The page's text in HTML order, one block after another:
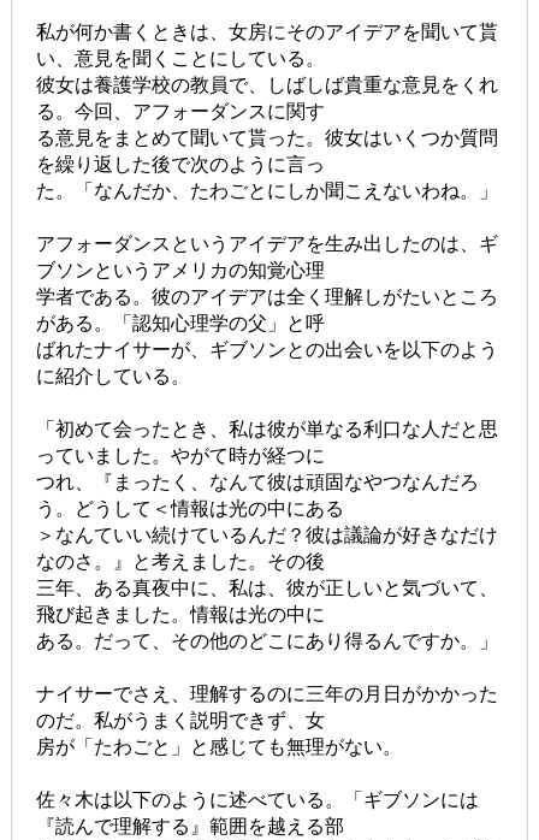
私が何か書くときは、女房にそのアイデアを聞いて貰
い、意見を聞くことにしている。
彼女は養護学校の教員で、しばしば貴重な意見をくれ
る。今回、アフォーダンスに関す
る意見をまとめて聞いて貰った。彼女はいくつか質問
を繰り返した後で次のように言っ
た。「なんだか、たわごとにしか聞こえないわね。」
アフォーダンスというアイデアを生み出したのは、ギ
ブソンというアメリカの知覚心理
学者である。彼のアイデアは全く理解しがたいところ
がある。「認知心理学の父」と呼
ばれたナイサーが、ギブソンとの出会いを以下のよう
に紹介している。
「初めて会ったとき、私は彼が単なる利口な人だと思
っていました。やがて時が経つに
つれ、『まったく、なんて彼は頑固なやつなんだろ
う。どうして＜情報は光の中にある
＞なんていい続けているんだ？彼は議論が好きなだけ
なのさ。』と考えました。その後
三年、ある真夜中に、私は、彼が正しいと気づいて、
飛び起きました。情報は光の中に
ある。だって、その他のどこにあり得るんですか。」
ナイサーでさえ、理解するのに三年の月日がかかった
のだ。私がうまく説明できず、女
房が「たわごと」と感じても無理がない。
佐々木は以下のように述べている。「ギブソンには
『読んで理解する』範囲を越える部